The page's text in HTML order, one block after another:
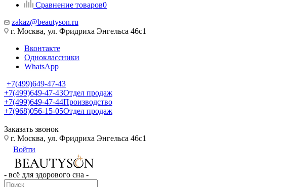
Сравнение товаров0
zakaz@beautyson.ru
г. Москва, ул. Фридриха Энгельса 46с1
Вконтакте
Одноклассники
WhatsApp
+7(499)649-47-43
+7(499)649-47-43Отдел продаж
+7(499)649-47-44Производство
+7(968)056-15-05Отдел продаж
Заказать звонок
г. Москва, ул. Фридриха Энгельса 46с1
Войти
- всё для здорового сна -